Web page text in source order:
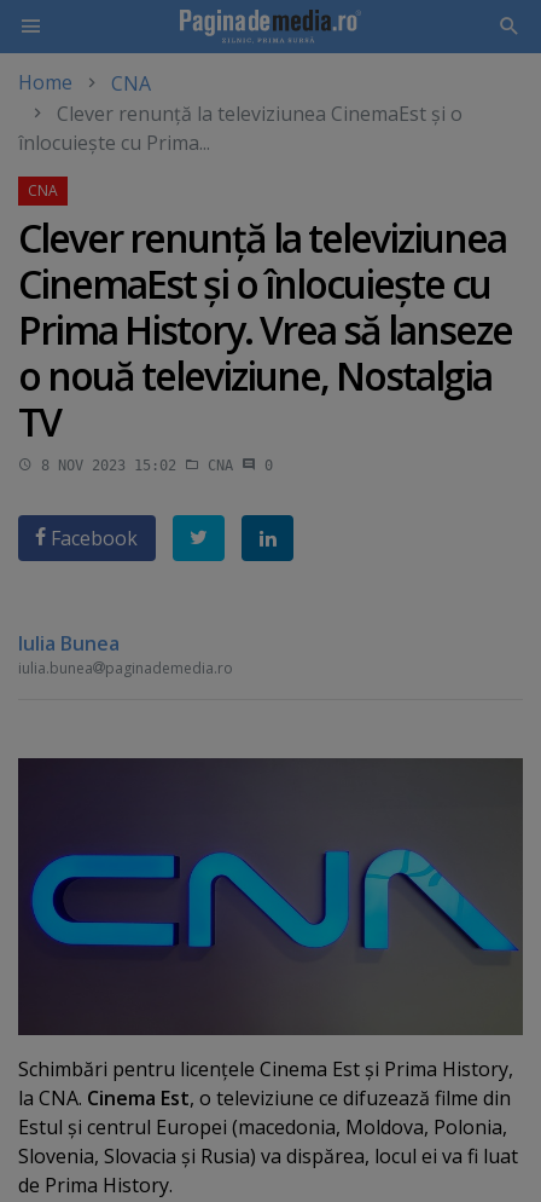
main
content
Home
CNA
Clever renunţă la televiziunea CinemaEst şi o
înlocuieşte cu Prima...
Clever renunţă la televiziunea
CinemaEst şi o înlocuieşte cu
Prima History. Vrea să lanseze
o nouă televiziune, Nostalgia
TV
8 NOV 2023 15:02 CNA 0
Facebook
Iulia Bunea
iulia.bunea paginademedia.ro
Schimbări pentru licenţele Cinema Est şi Prima History,
la CNA. Cinema Est, o televiziune ce difuzează filme din
Estul şi centrul Europei (macedonia, Moldova, Polonia,
Slovenia, Slovacia şi Rusia) va dispărea, locul ei va fi luat
de Prima History.